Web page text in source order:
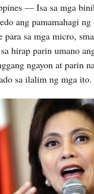
— Isa sa mga
ang pamamahagi
para sa mga micro,
hirap parin umano
ngayon at parin
sa ilalim ng mga ito.